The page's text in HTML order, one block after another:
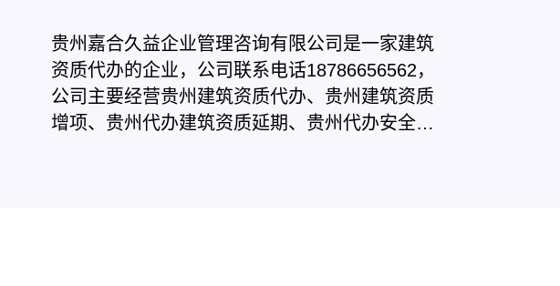
贵州嘉合久益企业管理咨询有限公司是一家建筑
资质代办的企业，公司联系电话18786656562，
公司主要经营贵州建筑资质代办、贵州建筑资质
增项、贵州代办建筑资质延期、贵州代办安全生